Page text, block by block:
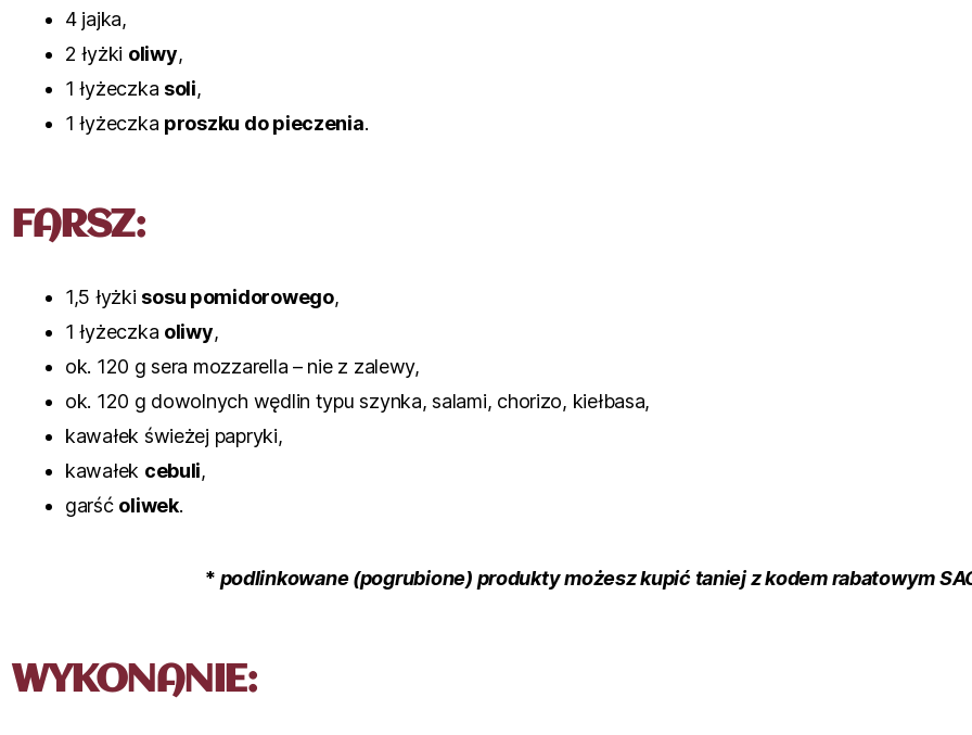
4 jajka,
2 łyżki oliwy,
1 łyżeczka soli,
1 łyżeczka proszku do pieczenia.
FARSZ:
1,5 łyżki sosu pomidorowego,
1 łyżeczka oliwy,
ok. 120 g sera mozzarella – nie z zalewy,
ok. 120 g dowolnych wędlin typu szynka, salami, chorizo, kiełbasa,
kawałek świeżej papryki,
kawałek cebuli,
garść oliwek.
* podlinkowane (pogrubione) produkty możesz kupić taniej z kodem rabatowym
WYKONANIE: